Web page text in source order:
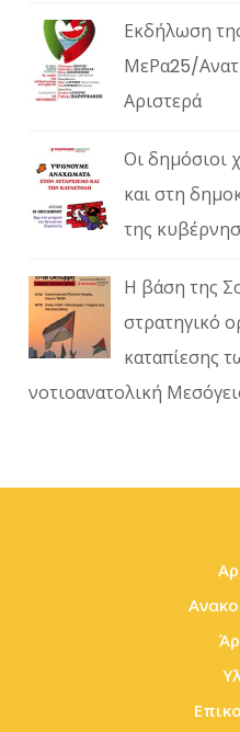
Εκδήλωση
ΜεΡα25/
Αριστερά
Οι δημόσιοι
και στη
της
Η βάση της
στρατηγικό
καταπίεσης
νοτιοανατολική